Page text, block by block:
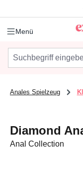
Zum Hauptinhalt
Menü
Anales Spielzeug
Diamond
Anal Collection